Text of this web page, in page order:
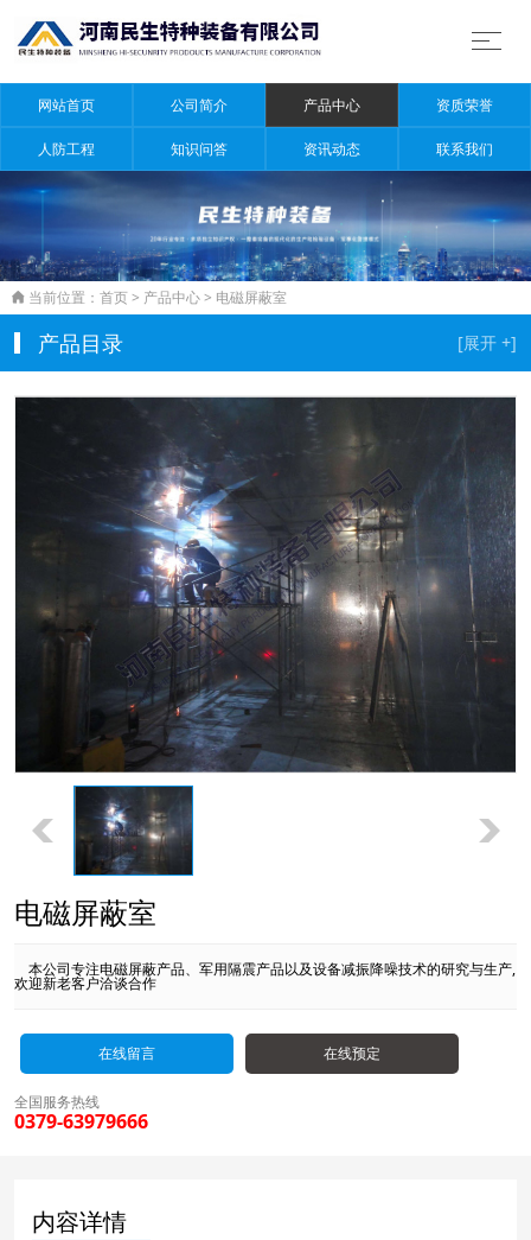
网站首页 公司简介 产品中心 资质荣誉
人防工程 知识问答 资讯动态 联系我们
 当前位置： 首页> 产品中心> 电磁屏蔽室
产品目录
电磁屏蔽室
本公司专注电磁屏蔽产品、军用隔震产品以及设备减振降噪技术的研究与生产,
欢迎新老客户洽谈合作
在线留言 在线预定
全国服务热线
0379-63979666
内容详情